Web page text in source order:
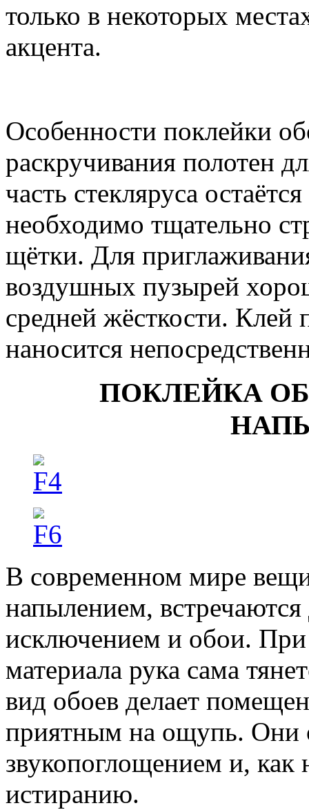
только в некоторых
акцента.
Особенности поклейки
раскручивания полотен
часть стекляруса
необходимо тщательно
щётки. Для
воздушных пузырей
средней жёсткости. Клей
наносится
ПОКЛЕЙКА
В современном мире
напылением,
исключением и обои. При
материала рука сама
вид обоев делает
приятным на ощупь. Они
звукопоглощением и, как
истиранию.